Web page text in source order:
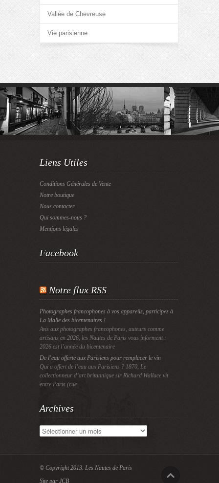
Vallée de Chevreuse
Vie parisienne
Liens Utiles
Conditions Générales de Vente
Notre boutique
Nous contacter
Qui sommes-nous ?
Mentions légales
Facebook
Notre flux RSS
Photographes francophones à vos appareils, participez à
La Malle des bicentenaires !
Avis aux photographes francophones, auteurs comme
artisans en 2026, les Nautes de Paris vous informent :
2026 est l’année du bicentenaire
De l’eau offerte aux Parisiens pour remplacer le vin
Qui a offert de l’eau aux Parisiens ? 1870, Le
collectionneur d’art britannique sir Richard Wallace vit
entre Paris (rue
Archives
Archives
© Copyright 2013. Les Nautes de Paris
Site par JCB